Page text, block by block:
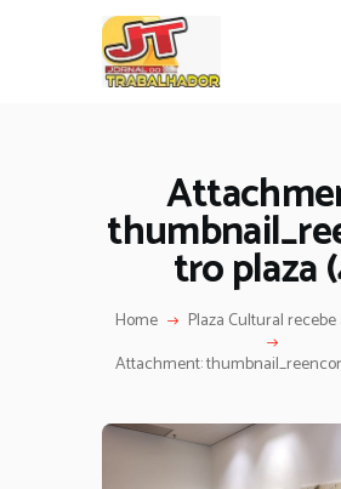
tro plaza
Home
Plaza Cultural recebe
Attachment: